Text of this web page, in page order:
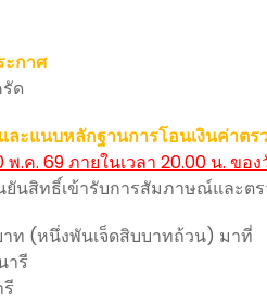
ะกาศ
ด
ะแนบหลักฐานการโอนเงินค่าตร
พ.ค. 69 ภายในเวลา 20.00 น. ขอ
ยันสิทธิ์เข้ารับการสัมภาษณ์และตร
าท (หนึ่งพันเจ็ดสิบบาทถ้วน) มาที่
ารี